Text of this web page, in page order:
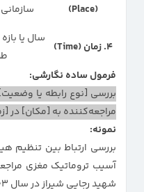
(Place)
۴. زمان (Time)
سال یا
فرمول ساده نگارشی:
بررسی [نوع رابطه یا
مراجعه‌کننده به [مکان] در
نمونه:
بررسی ارتباط بین تنظیم
آسیب تروماتیک مغزی
شهید رجایی شیراز در سال ۱۴۰۳